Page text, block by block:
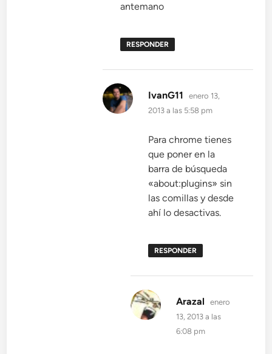
antemano
RESPONDER
IvanG11 dice:
enero 13,
2013 a las 5:58 pm
Para chrome tienes
que poner en la
barra de búsqueda
«about:plugins» sin
las comillas y desde
ahí lo desactivas.
RESPONDER
Arazal dice:
enero
13, 2013 a las
6:08 pm